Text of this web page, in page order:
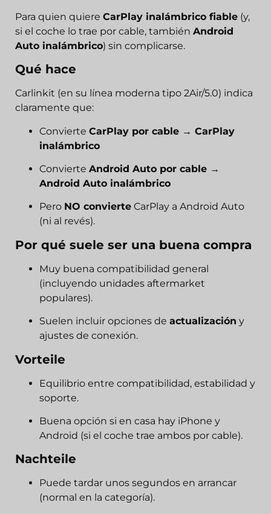
Para quien quiere CarPlay inalámbrico fiable (y,
si el coche lo trae por cable, también Android
Auto inalámbrico) sin complicarse.
Qué hace
Carlinkit (en su línea moderna tipo 2Air/5.0) indica
claramente que:
Convierte CarPlay por cable → CarPlay
inalámbrico
Convierte Android Auto por cable →
Android Auto inalámbrico
Pero NO convierte CarPlay a Android Auto
(ni al revés).
Por qué suele ser una buena compra
Muy buena compatibilidad general
(incluyendo unidades aftermarket
populares).
Suelen incluir opciones de actualización y
ajustes de conexión.
Vorteile
Equilibrio entre compatibilidad, estabilidad y
soporte.
Buena opción si en casa hay iPhone y
Android (si el coche trae ambos por cable).
Nachteile
Puede tardar unos segundos en arrancar
(normal en la categoría).